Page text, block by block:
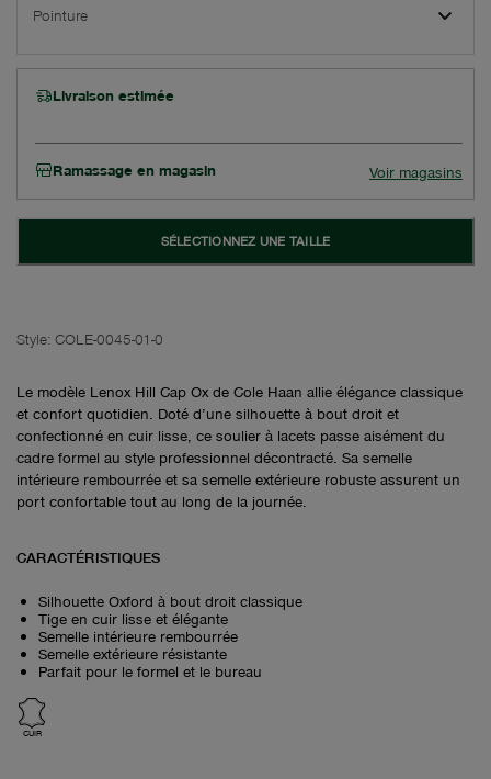
Pointure
Livraison estimée
Ramassage en magasin Voir magasins
SÉLECTIONNEZ UNE TAILLE
Style: COLE-0045-01-0
Le modèle Lenox Hill Cap Ox de Cole Haan allie élégance classique
et confort quotidien. Doté d’une silhouette à bout droit et
confectionné en cuir lisse, ce soulier à lacets passe aisément du
cadre formel au style professionnel décontracté. Sa semelle
intérieure rembourrée et sa semelle extérieure robuste assurent un
port confortable tout au long de la journée.
CARACTÉRISTIQUES
Silhouette Oxford à bout droit classique
Tige en cuir lisse et élégante
Semelle intérieure rembourrée
Semelle extérieure résistante
Parfait pour le formel et le bureau
CUIR